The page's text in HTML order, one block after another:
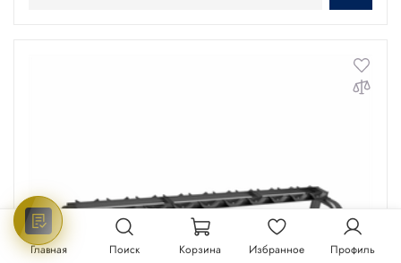
Главная Поиск Корзина Избранное Профиль